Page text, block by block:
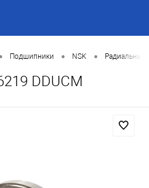
Подшипники • NSK •
DDUCM